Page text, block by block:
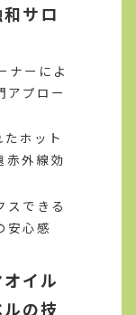
サロ
ナーによ
アプロー
ホット
赤外線効
スできる
安心感
イル
の技